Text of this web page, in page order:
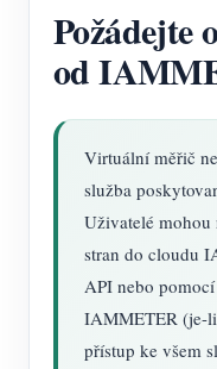
FAQ
Zprávy
Program
O nás
Požádejte
od
Virtuální měřič
služba
Uživatelé mohou
stran do cloudu
API nebo
IAMMETER (je-
přístup ke všem